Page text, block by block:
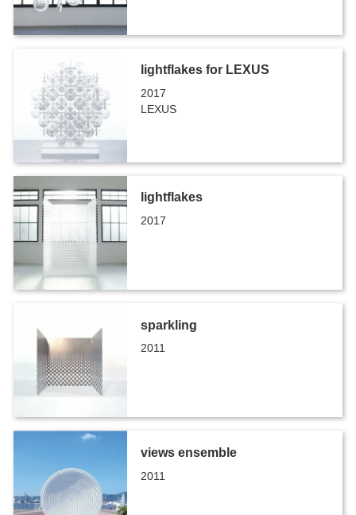
lightflakes for LEXUS
2017
LEXUS
lightflakes
2017
sparkling
2011
views ensemble
2011